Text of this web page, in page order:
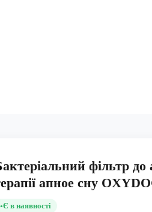
Бактеріальний фільтр до
терапії апное сну
Є в наявності